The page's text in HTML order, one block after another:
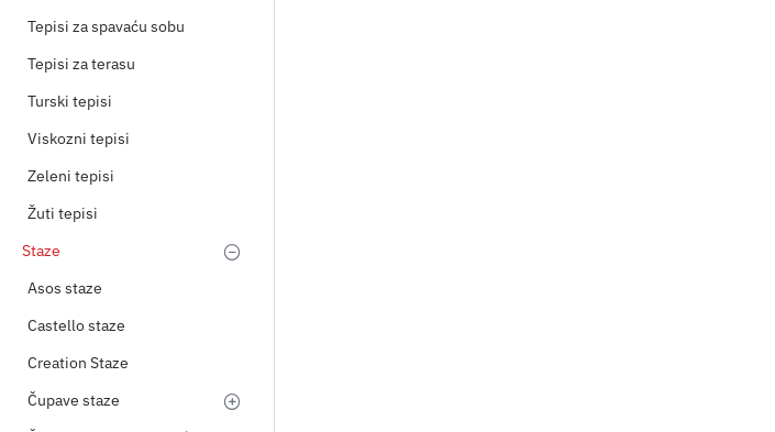
Tepisi za spavaću sobu
Tepisi za terasu
Turski tepisi
Viskozni tepisi
Zeleni tepisi
Žuti tepisi
Staze
Asos staze
Castello staze
Creation Staze
Čupave staze